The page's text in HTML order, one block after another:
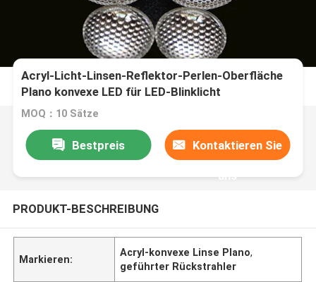
Acryl-Licht-Linsen-Reflektor-Perlen-Oberfläche
Plano konvexe LED für LED-Blinklicht
MOQ：10 Sätze
Bestpreis Kontaktieren Sie
uns
PRODUKT-BESCHREIBUNG
Markieren:
Acryl-konvexe Linse Plano,
geführter Rückstrahler